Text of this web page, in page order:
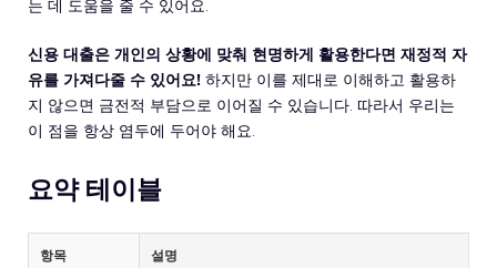
는 데 도움을 줄 수 있어요.
신용 대출은 개인의 상황에 맞춰 현명하게 활용한다면 재정적 자
유를 가져다줄 수 있어요! 하지만 이를 제대로 이해하고 활용하
지 않으면 금전적 부담으로 이어질 수 있습니다. 따라서 우리는
이 점을 항상 염두에 두어야 해요.
요약 테이블
항목 설명